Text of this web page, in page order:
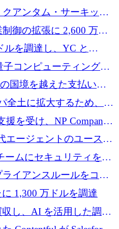
1,250 万ドルを投資
アンタム・サーキット
万ポンドの資金調達
御の拡張に 2,600 万ド
ルを調達し、YC と
共同 AI 受信箱を立ち上
コンピューティングの
ズ A で 1 億 1,500 万ユ
国境を越えた支払いを
万ユーロを確保
全土に拡大するため、25
5,000万ドルのシリーズD
援を受け、NP Company
け AI を推進するために
シードを確保
エージェントのユースケ
1,000 万ドルを調達
ームにセキュリティをも
ユーロを調達
イアンスルールをコー
ドルを調達
1,300 万ドルを調達
収し、AI を活用した調達
ラットフォームを構築